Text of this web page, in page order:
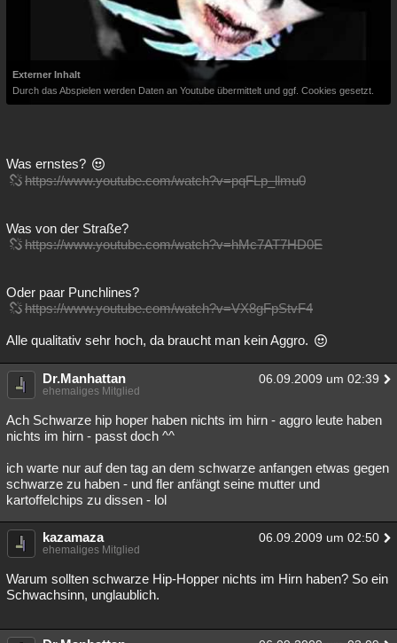
Externer Inhalt
Durch das Abspielen werden Daten an Youtube übermittelt und ggf. Cookies gesetzt.
Was ernstes?
https://www.youtube.com/watch?v=pqFLp_llmu0
Was von der Straße?
https://www.youtube.com/watch?v=hMc7AT7HD0E
Oder paar Punchlines?
https://www.youtube.com/watch?v=VX8gFpStvF4
Alle qualitativ sehr hoch, da braucht man kein Aggro.
Dr.Manhattan 06.09.2009 um 02:39
ehemaliges Mitglied
Ach Schwarze hip hoper haben nichts im hirn - aggro leute haben
nichts im hirn - passt doch ^^
ich warte nur auf den tag an dem schwarze anfangen etwas gegen
schwarze zu haben - und fler anfängt seine mutter und
kartoffelchips zu dissen - lol
kazamaza 06.09.2009 um 02:50
ehemaliges Mitglied
Warum sollten schwarze Hip-Hopper nichts im Hirn haben? So ein
Schwachsinn, unglaublich.